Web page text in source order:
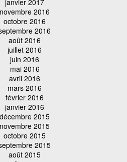
janvier 2017
novembre 2016
octobre 2016
2016
août 2016
juillet 2016
juin 2016
mai 2016
avril 2016
mars 2016
février 2016
janvier 2016
décembre 2015
novembre 2015
octobre 2015
2015
août 2015